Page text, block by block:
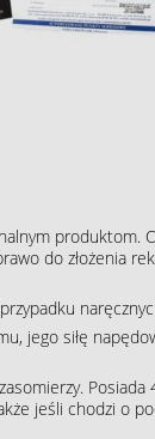
produktom.
do złożenia
jego siłę
jeśli chodzi o